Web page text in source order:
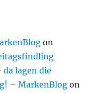
on
da lagen die
– MarkenBlog on